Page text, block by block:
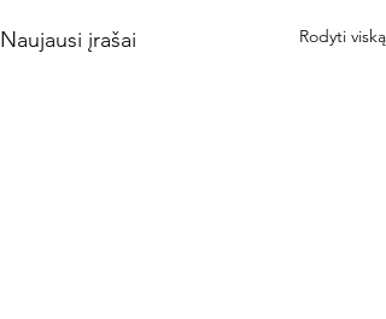
Naujausi įrašai Rodyti viską